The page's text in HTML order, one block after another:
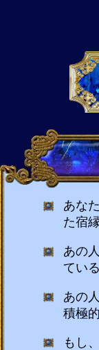
あな
た宿
あの
てい
あの
積極
もし